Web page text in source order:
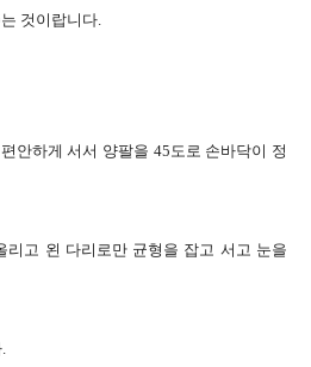
것이랍니다.
안하게 서서 양팔을 45도로 손바닥이 정
리고 왼 다리로만 균형을 잡고 서고 눈을